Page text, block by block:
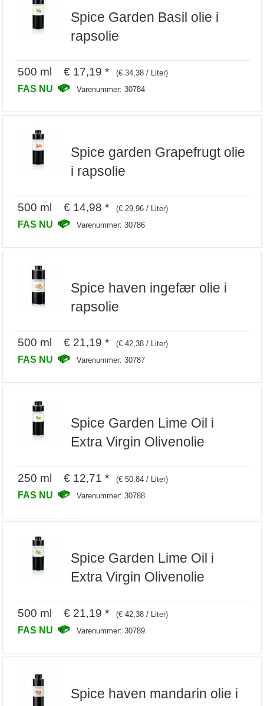
Spice Garden Basil olie i
rapsolie
500 ml € 17,19 * (€ 34,38 / Liter)
FAS NU Varenummer: 30784
Spice garden Grapefrugt olie
i rapsolie
500 ml € 14,98 * (€ 29,96 / Liter)
FAS NU Varenummer: 30786
Spice haven ingefær olie i
rapsolie
500 ml € 21,19 * (€ 42,38 / Liter)
FAS NU Varenummer: 30787
Spice Garden Lime Oil i
Extra Virgin Olivenolie
250 ml € 12,71 * (€ 50,84 / Liter)
FAS NU Varenummer: 30788
Spice Garden Lime Oil i
Extra Virgin Olivenolie
500 ml € 21,19 * (€ 42,38 / Liter)
FAS NU Varenummer: 30789
Spice haven mandarin olie i